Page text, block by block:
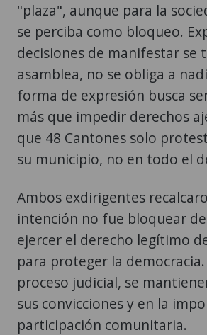
decisiones de manifestar se
asamblea, no se obliga a
forma de expresión busca ser
más que impedir derechos
que 48 Cantones solo
su municipio, no en todo el
Ambos exdirigentes
ejercer el derecho legítimo
para proteger la
proceso judicial, se
sus convicciones y en la
participación comunitaria.